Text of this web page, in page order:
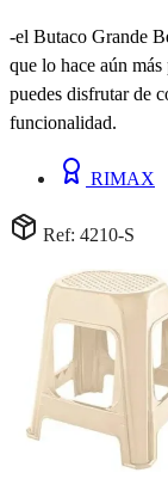
-el Butaco Grande
que lo hace aún
puedes disfrutar de
funcionalidad.
RIMAX
Ref: 4210-S